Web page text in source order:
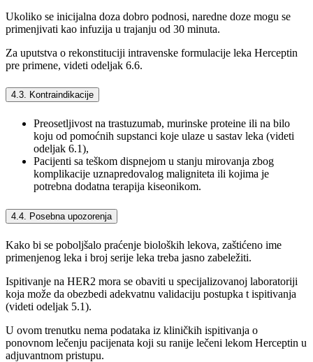
Ukoliko se inicijalna doza dobro podnosi, naredne doze mogu se
primenjivati kao infuzija u trajanju od 30 minuta.
Za uputstva o rekonstituciji intravenske formulacije leka Herceptin
pre primene, videti odeljak 6.6.
4.3. Kontraindikacije
Preosetljivost na trastuzumab, murinske proteine ili na bilo
koju od pomoćnih supstanci koje ulaze u sastav leka (videti
odeljak 6.1),
Pacijenti sa teškom dispnejom u stanju mirovanja zbog
komplikacije uznapredovalog maligniteta ili kojima je
potrebna dodatna terapija kiseonikom.
4.4. Posebna upozorenja
Kako bi se poboljšalo praćenje bioloških lekova, zaštićeno ime
primenjenog leka i broj serije leka treba jasno zabeležiti.
Ispitivanje na HER2 mora se obaviti u specijalizovanoj laboratoriji
koja može da obezbedi adekvatnu validaciju postupka t ispitivanja
(videti odeljak 5.1).
U ovom trenutku nema podataka iz kliničkih ispitivanja o
ponovnom lečenju pacijenata koji su ranije lečeni lekom Herceptin u
adjuvantnom pristupu.